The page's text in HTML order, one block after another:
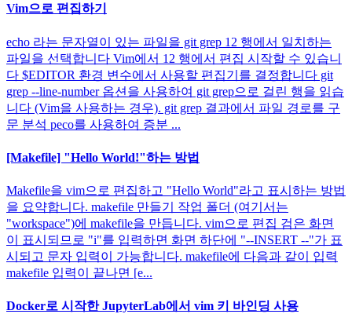
Vim으로 편집하기
echo 라는 문자열이 있는 파일을 git grep 12 행에서 일치하는
파일을 선택합니다 Vim에서 12 행에서 편집 시작할 수 있습니
다 $EDITOR 환경 변수에서 사용할 편집기를 결정합니다 git
grep --line-number 옵션을 사용하여 git grep으로 걸린 행을 읽습
니다 (Vim을 사용하는 경우). git grep 결과에서 파일 경로를 구
문 분석 peco를 사용하여 증분 ...
[Makefile] "Hello World!"하는 방법
Makefile을 vim으로 편집하고 "Hello World"라고 표시하는 방법
을 요약합니다. makefile 만들기 작업 폴더 (여기서는
"workspace")에 makefile을 만듭니다. vim으로 편집 검은 화면
이 표시되므로 "i"를 입력하면 화면 하단에 "--INSERT --"가 표
시되고 문자 입력이 가능합니다. makefile에 다음과 같이 입력
makefile 입력이 끝나면 [e...
Docker로 시작한 JupyterLab에서 vim 키 바인딩 사용